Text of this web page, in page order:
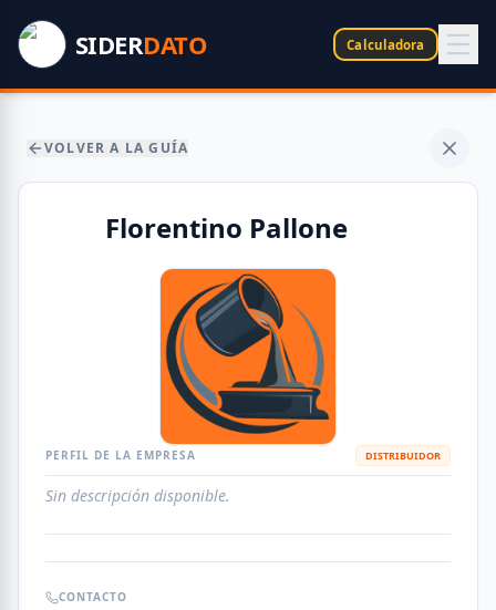
SIDERDATO Calculadora
VOLVER A LA GUÍA
Florentino Pallone
PERFIL DE LA EMPRESA DISTRIBUIDOR
Sin descripción disponible.
CONTACTO